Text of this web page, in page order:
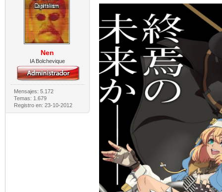
Nen
IA Bolchevique
Mensajes: 5.172
Temas: 1.679
Registro en: 23-10-2012